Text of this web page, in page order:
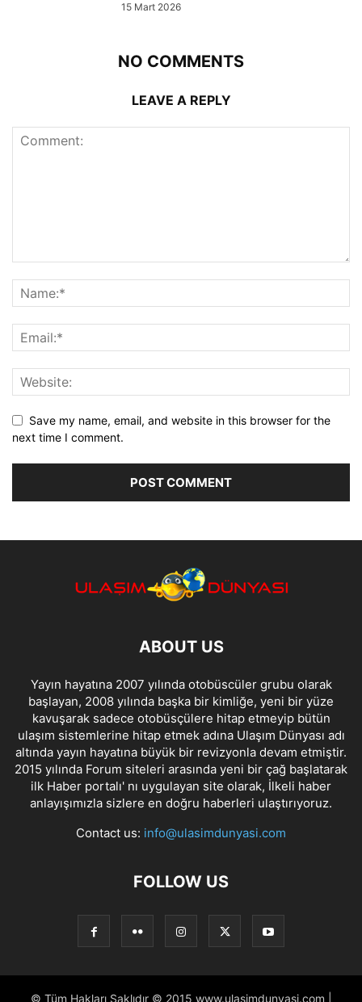
15 Mart 2026
NO COMMENTS
LEAVE A REPLY
Save my name, email, and website in this browser for the
next time I comment.
ABOUT US
Yayın hayatına 2007 yılında otobüscüler grubu olarak
başlayan, 2008 yılında başka bir kimliğe, yeni bir yüze
kavuşarak sadece otobüsçülere hitap etmeyip bütün
ulaşım sistemlerine hitap etmek adına Ulaşım Dünyası adı
altında yayın hayatına büyük bir revizyonla devam etmiştir.
2015 yılında Forum siteleri arasında yeni bir çağ başlatarak
ilk Haber portalı' nı uygulayan site olarak, İlkeli haber
anlayışımızla sizlere en doğru haberleri ulaştırıyoruz.
Contact us: info@ulasimdunyasi.com
FOLLOW US
© Tüm Hakları Saklıdır © 2015 www.ulasimdunyasi.com |